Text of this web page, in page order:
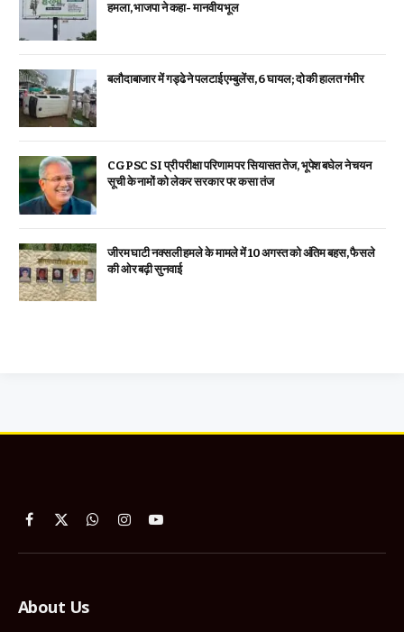
हमला, भाजपा ने कहा- मानवीय भूल
बलौदाबाजार में गड्ढे ने पलटाई एम्बुलेंस, 6 घायल; दो की हालत गंभीर
CGPSC SI प्री परीक्षा परिणाम पर सियासत तेज, भूपेश बघेल ने चयन
सूची के नामों को लेकर सरकार पर कसा तंज
जीरम घाटी नक्सली हमले के मामले में 10 अगस्त को अंतिम बहस, फैसले
की ओर बढ़ी सुनवाई
Facebook
X
WhatsApp
InstagramYouTube
About Us